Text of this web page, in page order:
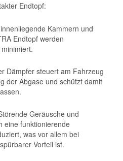
Endtopf:
Kammern und
Endtopf werden
Dämpfer steuert am Fahrzeug
der Abgase und schützt damit
Geräusche und
eine funktionierende
was vor allem bei
Vorteil ist.